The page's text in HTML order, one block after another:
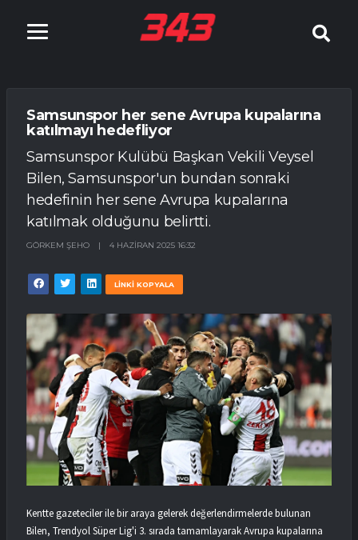
Samsunspor her sene Avrupa kupalarına
katılmayı hedefliyor
Samsunspor Kulübü Başkan Vekili Veysel
Bilen, Samsunspor'un bundan sonraki
hedefinin her sene Avrupa kupalarına
katılmak olduğunu belirtti.
GÖRKEM ŞEHO | 4 HAZIRAN 2025 16:32
LİNKİ KOPYALA
Kentte gazeteciler ile bir araya gelerek değerlendirmelerde bulunan
Bilen, Trendyol Süper Lig'i 3. sırada tamamlayarak Avrupa kupalarına